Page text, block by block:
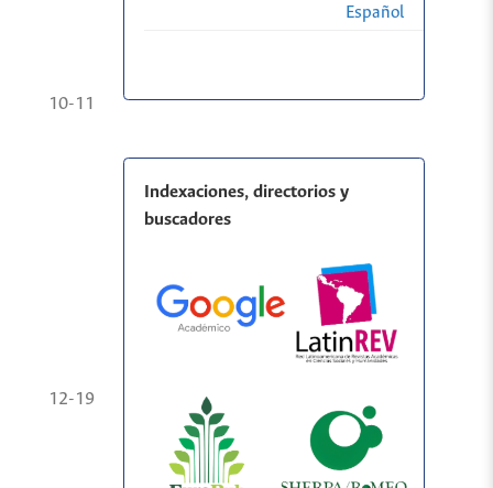
10-11
12-19
Español
Indexaciones, directorios y
buscadores